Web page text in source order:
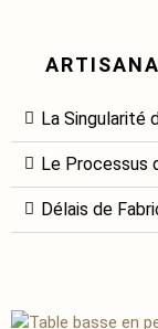
La Singularité
Le Processus
Délais de